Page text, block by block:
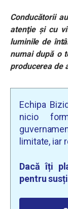
Conducătorii
atenţie şi cu
luminile de
numai după o
producerea de
Echipa
nicio
limitate, iar
Dacă îți
pentru